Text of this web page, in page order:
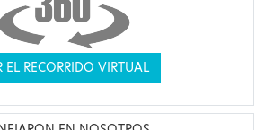
EL RECORRIDO VIRTUAL